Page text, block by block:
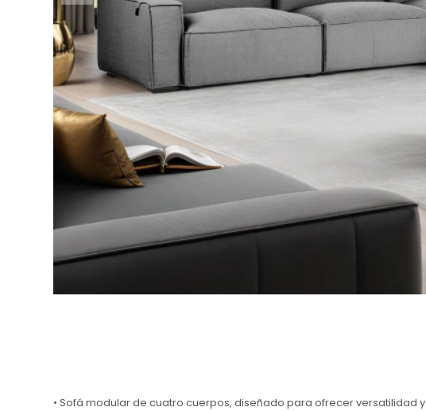
• Sofá modular de cuatro cuerpos, diseñado para ofrecer versatilidad